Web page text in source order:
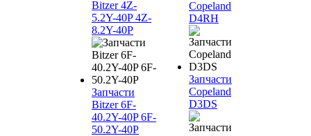
Bitzer 4Z-
5.2Y-40P 4Z-
8.2Y-40P
Запчасти
Bitzer 6F-
40.2Y-40P 6F-
50.2Y-40P
Copeland
D4RH
Запчасти
Copeland
D3DS